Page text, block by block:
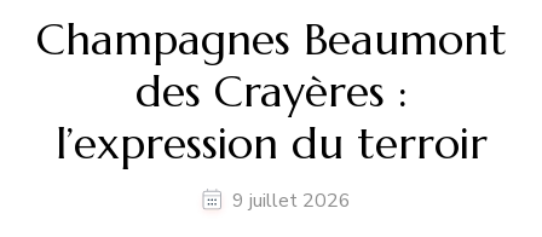
Champagnes Beaumont
des Crayères :
l’expression du terroir
9 juillet 2026